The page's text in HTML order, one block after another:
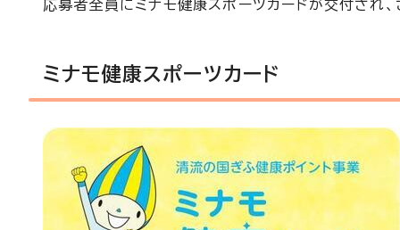
応募者全員にミナモ健康スポーツカードが交付され
ミナモ健康スポーツカード